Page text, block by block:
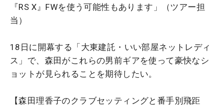
『RS X』FWを使う可能性もあります」（ツアー担
当）
18日に開幕する「大東建託・いい部屋ネットレディ
ス」で、森田がこれらの男前ギアを使って豪快なシ
ョットが見られることを期待したい。
【森田理香子のクラブセッティングと番手別飛距